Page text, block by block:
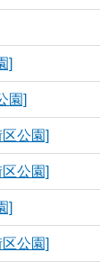
]
園]
公園]
公園]
]
公園]